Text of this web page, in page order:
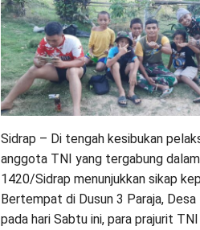
Sidrap – Di tengah kesibukan
anggota TNI yang tergabung
1420/Sidrap menunjukkan sikap
Bertempat di Dusun 3 Paraja,
pada hari Sabtu ini, para prajurit